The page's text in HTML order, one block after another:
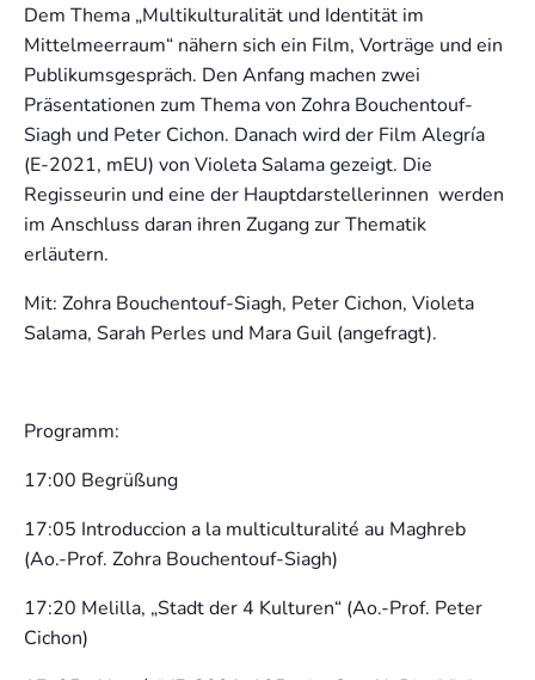
Dem Thema „Multikulturalität und Identität im
Mittelmeerraum“ nähern sich ein Film, Vorträge und ein
Publikumsgespräch. Den Anfang machen zwei
Präsentationen zum Thema von Zohra Bouchentouf-
Siagh und Peter Cichon. Danach wird der Film Alegría
(E-2021, mEU) von Violeta Salama gezeigt. Die
Regisseurin und eine der Hauptdarstellerinnen werden
im Anschluss daran ihren Zugang zur Thematik
erläutern.
Mit: Zohra Bouchentouf-Siagh, Peter Cichon, Violeta
Salama, Sarah Perles und Mara Guil (angefragt).
Programm:
17:00 Begrüßung
17:05 Introduccion a la multiculturalité au Maghreb
(Ao.-Prof. Zohra Bouchentouf-Siagh)
17:20 Melilla, „Stadt der 4 Kulturen“ (Ao.-Prof. Peter
Cichon)